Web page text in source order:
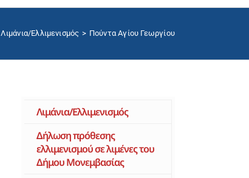
Λιμάνια/Ελλιμενισμός Πούντα Αγίου Γεωργίου
Λιμάνια/Ελλιμενισμός
Δήλωση πρόθεσης
ελλιμενισμού σε λιμένες του
Δήμου Μονεμβασίας